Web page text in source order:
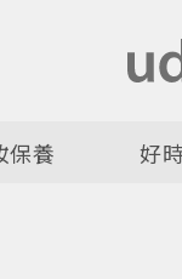
保養 好